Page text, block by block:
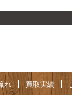
れ 買取実績